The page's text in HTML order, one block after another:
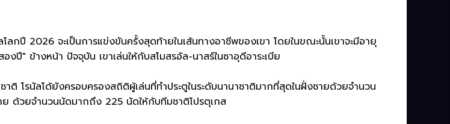
ปี 2026 จะเป็นการแข่งขันครั้งสุดท้ายในเส้นทางอาชีพของเขา โดยในขณะนั้นเขาจะมีอายุ
ปี" ข้างหน้า ปัจจุบัน เขาเล่นให้กับสโมสรอัล-นาสร์ในซาอุดีอาระเบีย
โรนัลโด้ยังครอบครองสถิติผู้เล่นที่ทำประตูในระดับนานาชาติมากที่สุดในฝั่งชายด้วยจำนวน
ด้วยจำนวนนัดมากถึง 225 นัดให้กับทีมชาติโปรตุเกส